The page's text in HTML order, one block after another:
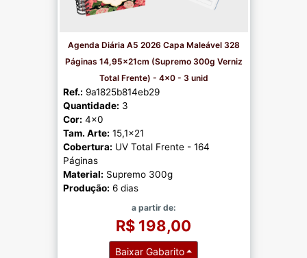
Agenda Diária A5 2026 Capa Maleável 328
Páginas 14,95x21cm (Supremo 300g Verniz
Total Frente) - 4x0 - 3 unid
Ref.: 9a1825b814eb29
Quantidade: 3
Cor: 4x0
Tam. Arte: 15,1x21
Cobertura: UV Total Frente - 164
Páginas
Material: Supremo 300g
Produção: 6 dias
a partir de:
R$ 198,00
Baixar Gabarito